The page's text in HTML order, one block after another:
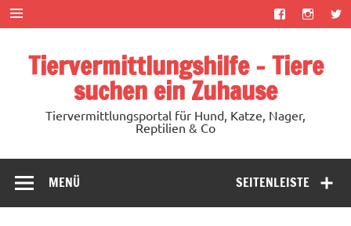
Zum
Inhalt
springen
Tiervermittlungshilfe – Tiere
suchen ein Zuhause
Tiervermittlungsportal für Hund, Katze, Nager,
Reptilien & Co
SEITENLEISTE
MENÜ